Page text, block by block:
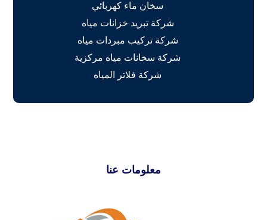
سخان ماء كهربائي
شركة تبريد خزانات مياه
شركة تركيب مبردات مياه
شركة سخانات مياه مركزية
شركة فلاتر المياه
معلومات عنا